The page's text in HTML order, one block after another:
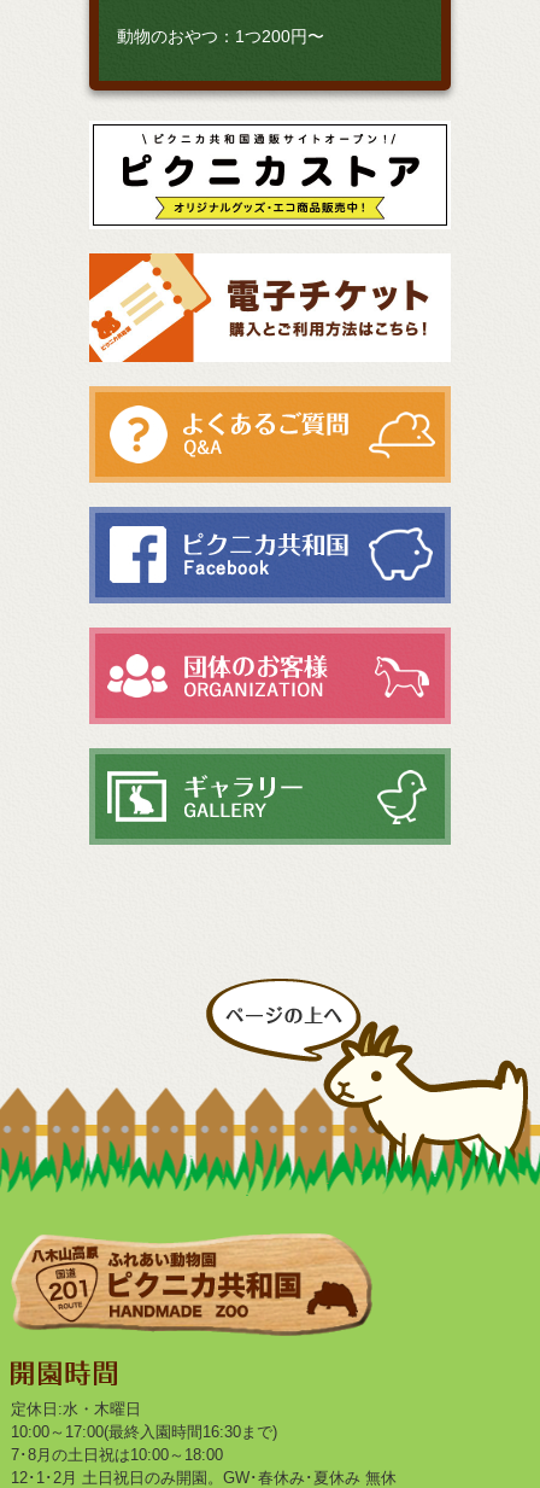
動物のおやつ：1つ200円〜
定休日:水・木曜日
10:00～17:00(最終入園時間16:30まで)
7･8月の土日祝は10:00～18:00
12･1･2月 土日祝日のみ開園。GW･春休み･夏休み 無休